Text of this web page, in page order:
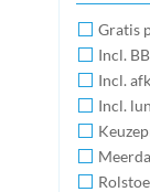
Gratis
Incl.
Incl.
Incl.